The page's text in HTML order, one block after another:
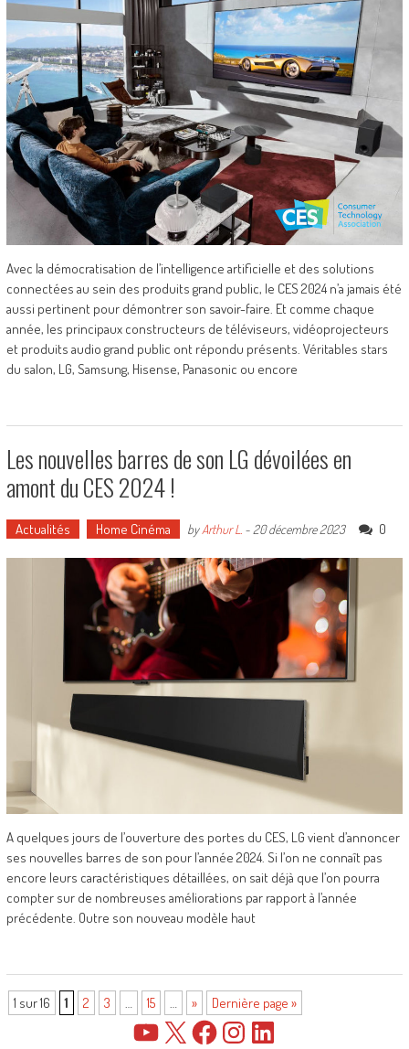
Avec la démocratisation de l’intelligence artificielle et des solutions
connectées au sein des produits grand public, le CES 2024 n’a jamais été
aussi pertinent pour démontrer son savoir-faire. Et comme chaque
année, les principaux constructeurs de téléviseurs, vidéoprojecteurs
et produits audio grand public ont répondu présents. Véritables stars
du salon, LG, Samsung, Hisense, Panasonic ou encore
Les nouvelles barres de son LG dévoilées en
amont du CES 2024 !
Actualités Home Cinéma byArthur L. - 20 décembre 2023 0
A quelques jours de l’ouverture des portes du CES, LG vient d’annoncer
ses nouvelles barres de son pour l’année 2024. Si l’on ne connaît pas
encore leurs caractéristiques détaillées, on sait déjà que l’on pourra
compter sur de nombreuses améliorations par rapport à l’année
précédente. Outre son nouveau modèle haut
1 sur 16 1 2 3 … 15 … » Dernière page »
YouTube FacebookInstagramLinkedIn